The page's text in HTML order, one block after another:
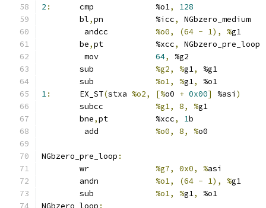
2 :
	cmp		%o1
,
128
	bl
, pn		%icc,
NGbzero_medium
%o0, (64 - 1), %g1
	be
, pt		%xcc,
NGbzero_pre_loop
64,
%g2
%g2, %g1,
%g1
%o1, %g1,
%o1
1:
	EX_ST
(stxa %o2, [%o0 + 0x00] %asi )
%g1, 8, %g1
	bne
, pt		%xcc, 1b
%o0, 8, %o0
NGbzero_pre_loop :
%g7, 0x0, %asi
%o1, (64 - 1), %g1
%o1, %g1,
%o1
NGbzero_loop :